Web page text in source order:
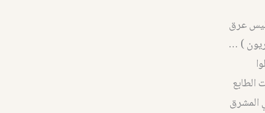
ليس عرق
) …
الطابع
المشرق